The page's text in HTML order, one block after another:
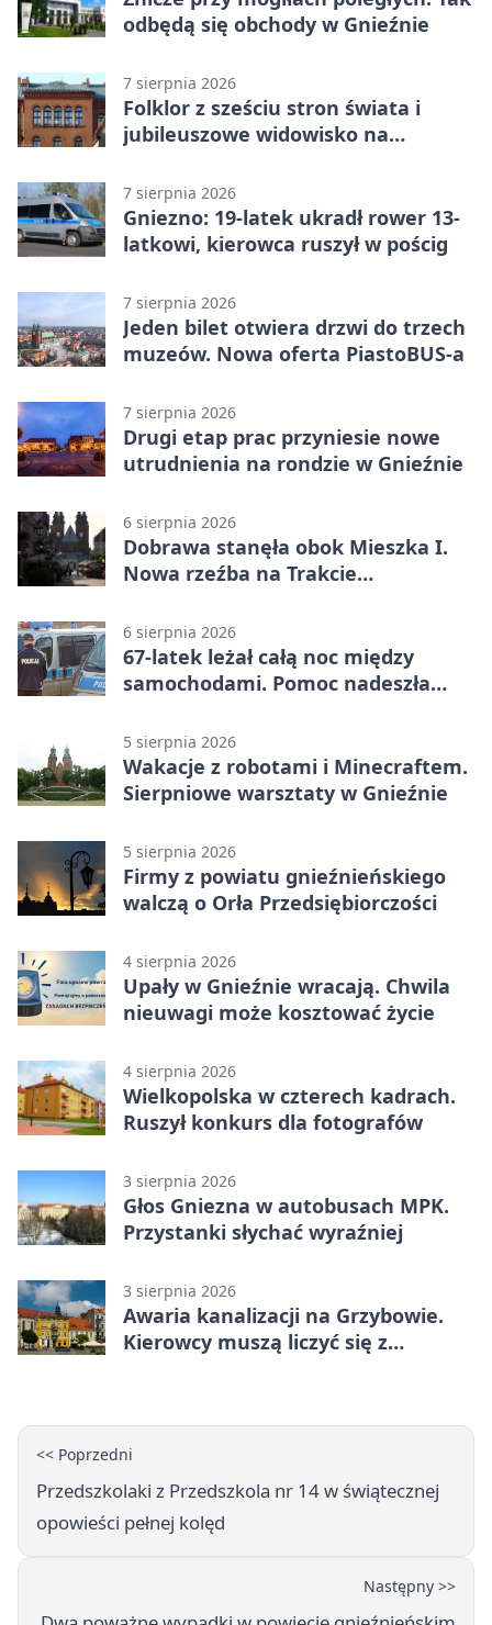
odbędą się obchody w Gnieźnie
7 sierpnia 2026
Folklor z sześciu stron świata i
jubileuszowe widowisko na
7 sierpnia 2026
Gniezno: 19-latek ukradł rower 13-
latkowi, kierowca ruszył w pościg
7 sierpnia 2026
Jeden bilet otwiera drzwi do trzech
muzeów. Nowa oferta PiastoBUS-a
7 sierpnia 2026
Drugi etap prac przyniesie nowe
utrudnienia na rondzie w Gnieźnie
6 sierpnia 2026
Dobrawa stanęła obok Mieszka I.
Nowa rzeźba na Trakcie
6 sierpnia 2026
67-latek leżał całą noc między
samochodami. Pomoc nadeszła
5 sierpnia 2026
Wakacje z robotami i Minecraftem.
Sierpniowe warsztaty w Gnieźnie
5 sierpnia 2026
Firmy z powiatu gnieźnieńskiego
walczą o Orła Przedsiębiorczości
4 sierpnia 2026
Upały w Gnieźnie wracają. Chwila
nieuwagi może kosztować życie
4 sierpnia 2026
Wielkopolska w czterech kadrach.
Ruszył konkurs dla fotografów
3 sierpnia 2026
Głos Gniezna w autobusach MPK.
Przystanki słychać wyraźniej
3 sierpnia 2026
Awaria kanalizacji na Grzybowie.
Kierowcy muszą liczyć się z
<< Poprzedni
Przedszkolaki z Przedszkola nr 14 w świątecznej
opowieści pełnej kolęd
Następny >>